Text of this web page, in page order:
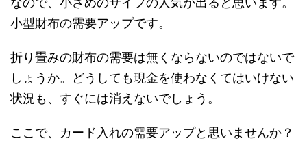
小型財布の需要アップです。
折り畳みの財布の需要は無くならないのではないで
しょうか。どうしても現金を使わなくてはいけない
状況も、すぐには消えないでしょう。
ここで、カード入れの需要アップと思いませんか？